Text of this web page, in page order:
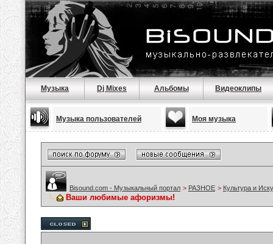
Музыка Dj Mixes Альбомы Видеоклипы
Музыка пользователей Моя музыка
Bisound.com - Музыкальный портал > РАЗНОЕ > Культура и
Ваши любимые афоризмы!